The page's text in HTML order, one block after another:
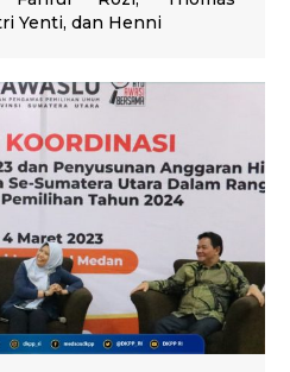
Yenti, dan Henni